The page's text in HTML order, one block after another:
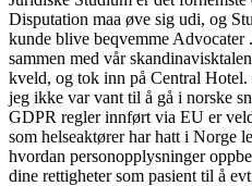
Disputation maa øve sig udi, og
kunde blive beqvemme
sammen med vår
kveld, og tok inn på Central Hotel.
jeg ikke var vant til å gå i norske
GDPR regler innført via EU er
som helseaktører har hatt i Norge
hvordan personopplysninger
dine rettigheter som pasient til å